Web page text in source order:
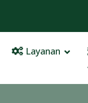
Layanan